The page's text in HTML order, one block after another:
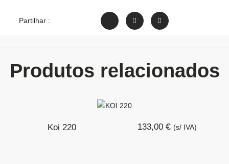
Partilhar :
Produtos relacionados
Koi 220 133,00 € (s/ IVA)